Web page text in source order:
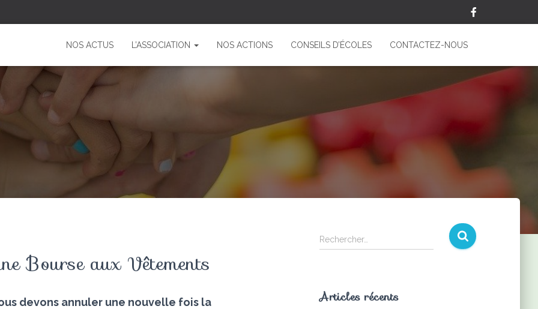
NOS ACTUS L’ASSOCIATION NOS ACTIONS CONSEILS D’ÉCOLES CONTACTEZ-NOUS
Bourse aux Vêtements
devons annuler une nouvelle fois la
Rechercher…
Articles récents